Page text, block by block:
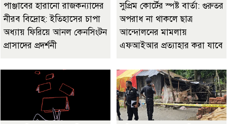
পাঞ্জাবের হারানো রাজকন্যাদের
নীরব বিদ্রোহ: ইতিহাসের চাপা
অধ্যায় ফিরিয়ে আনল কেনসিংটন
প্রাসাদের প্রদর্শনী
সুপ্রিম কোর্টের স্পষ্ট বার্তা: গুরুতর
অপরাধ না থাকলে ছাত্র
আন্দোলনের মামলায়
এফআইআর প্রত্যাহার করা যাবে